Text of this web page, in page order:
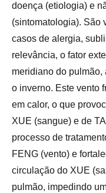
doença (etiologia) e
(sintomatologia). São
casos de alergia,
relevância, o fator
meridiano do
o inverno. Este vento
em calor, o que
XUE (sangue) e de
processo de
FENG (vento) e
circulação do XUE
pulmão, impedindo